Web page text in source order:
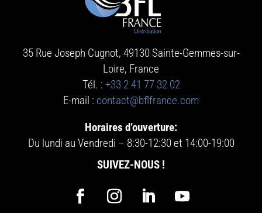
35 Rue Joseph Cugnot, 49130 Sainte-Gemmes-sur-
Loire, France
Tél. : +33 2 41 77 32 02
E-mail : contact@bflfrance.com
Horaires d’ouverture:
Du lundi au Vendredi – 8:30-12:30 et 14:00-19:00
SUIVEZ-NOUS !